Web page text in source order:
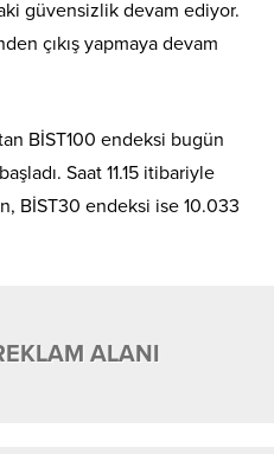
güvensizlik devam ediyor.
çıkış yapmaya devam
BİST100 endeksi bugün
Saat 11.15 itibariyle
BİST30 endeksi ise 10.033
ALANI